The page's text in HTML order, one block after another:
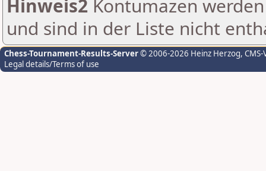
Hinweis2 Kontumazen
und sind in der Liste nicht
Chess-Tournament-Results-Server© 2006-2026 Heinz Herzog,
Legal details/Terms of use